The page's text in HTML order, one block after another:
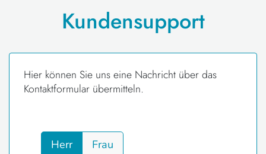
Kundensupport
Hier können Sie uns eine Nachricht über das
Kontaktformular übermitteln.
Herr Frau